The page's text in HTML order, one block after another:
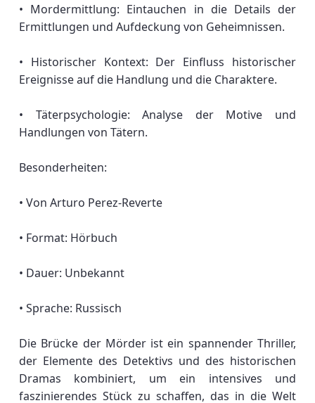
• Mordermittlung: Eintauchen in die Details der
Ermittlungen und Aufdeckung von Geheimnissen.
• Historischer Kontext: Der Einfluss historischer
Ereignisse auf die Handlung und die Charaktere.
• Täterpsychologie: Analyse der Motive und
Handlungen von Tätern.
Besonderheiten:
• Von Arturo Perez-Reverte
• Format: Hörbuch
• Dauer: Unbekannt
• Sprache: Russisch
Die Brücke der Mörder ist ein spannender Thriller,
der Elemente des Detektivs und des historischen
Dramas kombiniert, um ein intensives und
faszinierendes Stück zu schaffen, das in die Welt